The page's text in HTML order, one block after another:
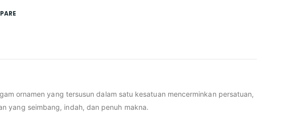
ornamen yang tersusun dalam satu kesatuan mencerminkan persatuan,
yang seimbang, indah, dan penuh makna.